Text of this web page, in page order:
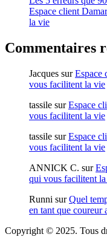
Espace client
la vie
Commentaires
Jacques surEspace
vous facilitent la vie
tassile surEspace
vous facilitent la vie
tassile surEspace
vous facilitent la vie
ANNICK C. sur
qui vous facilitent
Runni surQuel
en tant que coureur
Copyright © 2025. Tous